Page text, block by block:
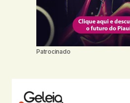
Patrocinado